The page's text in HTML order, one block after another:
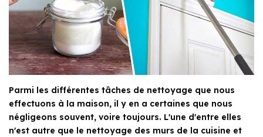
Parmi les différentes tâches de nettoyage que nous
effectuons à la maison, il y en a certaines que nous
négligeons souvent, voire toujours. L'une d'entre elles
n'est autre que le nettoyage des murs de la cuisine et